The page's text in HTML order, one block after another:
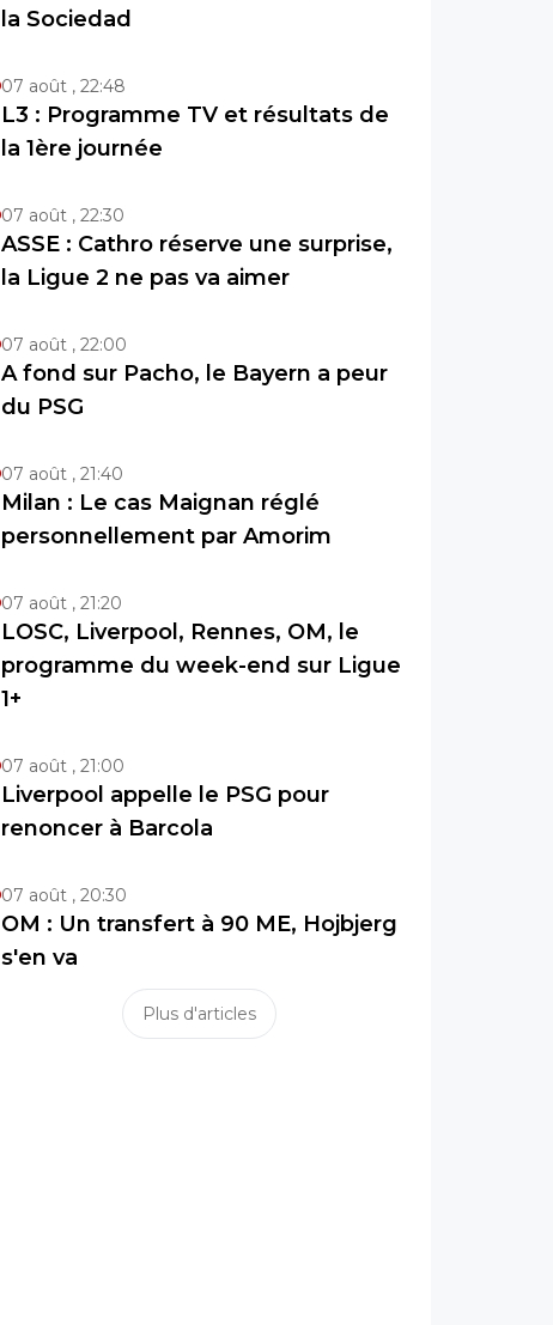
la Sociedad
07 août , 22:48
L3 : Programme TV et résultats de
la 1ère journée
07 août , 22:30
ASSE : Cathro réserve une surprise,
la Ligue 2 ne pas va aimer
07 août , 22:00
A fond sur Pacho, le Bayern a peur
du PSG
07 août , 21:40
Milan : Le cas Maignan réglé
personnellement par Amorim
07 août , 21:20
LOSC, Liverpool, Rennes, OM, le
programme du week-end sur Ligue
1+
07 août , 21:00
Liverpool appelle le PSG pour
renoncer à Barcola
07 août , 20:30
OM : Un transfert à 90 ME, Hojbjerg
s'en va
Plus d'articles